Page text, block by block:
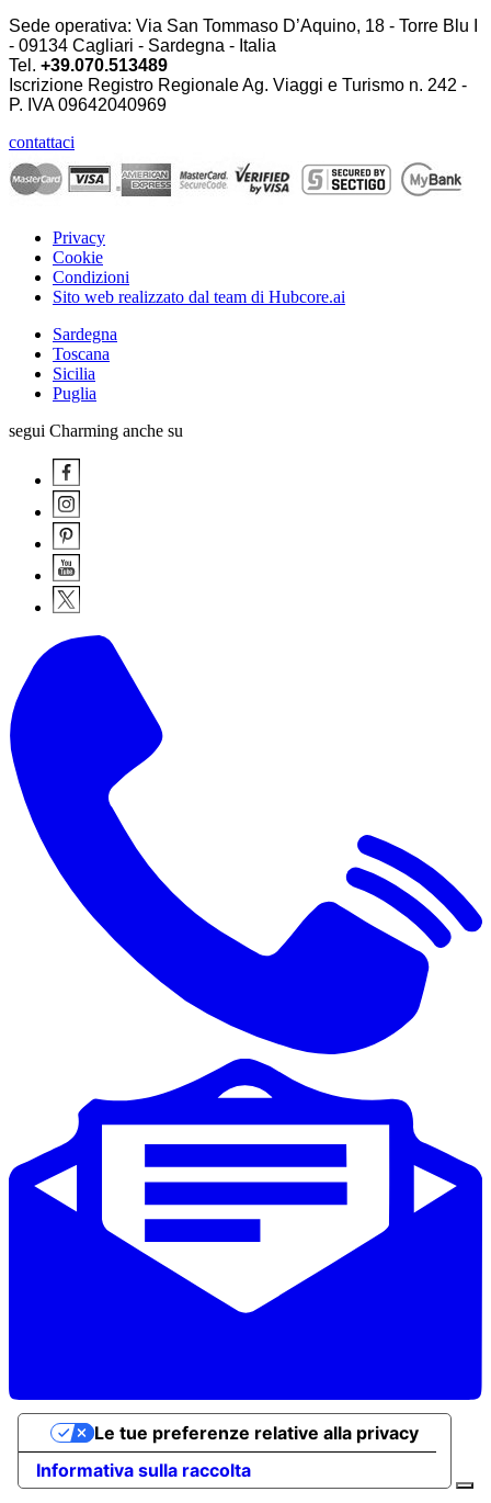
Sede operativa: Via San Tommaso D’Aquino, 18 - Torre Blu I
- 09134 Cagliari - Sardegna - Italia
Tel. +39.070.513489
Iscrizione Registro Regionale Ag. Viaggi e Turismo n. 242 -
P. IVA09642040969
contattaci
Privacy
Cookie
Condizioni
Sito web realizzato dal team di Hubcore.ai
Sardegna
Toscana
Sicilia
Puglia
segui Charming anche su
Informativa sulla raccolta
Le tue preferenze relative alla privacy